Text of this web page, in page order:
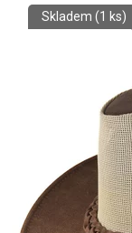
Skladem (1 ks)